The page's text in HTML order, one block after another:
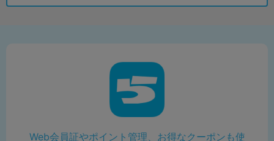
Web会員証やポイント管理、お得なクーポンも使